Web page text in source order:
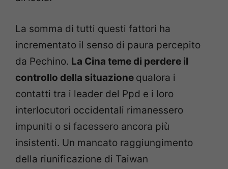
La somma di tutti questi fattori ha
incrementato il senso di paura percepito
da Pechino. La Cina teme di perdere il
controllo della situazione qualora i
contatti tra i leader del Ppd e i loro
interlocutori occidentali rimanessero
impuniti o si facessero ancora più
insistenti. Un mancato raggiungimento
della riunificazione di Taiwan